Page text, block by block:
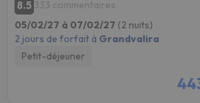
8.5 333 commentaires
05/02/27 à 07/02/27 (2 nuits)
2 jours de forfait à Grandvalira
Petit-déjeuner